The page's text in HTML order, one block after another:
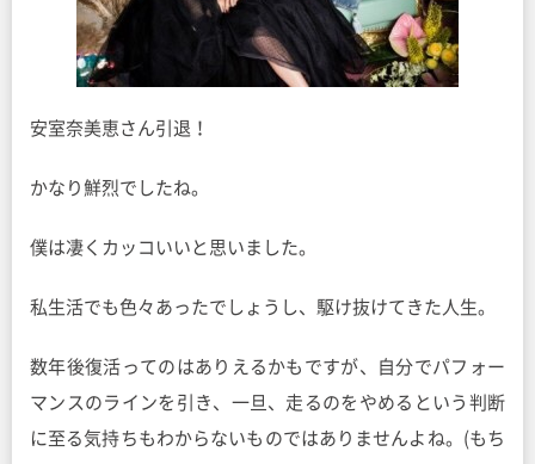
安室奈美恵さん引退！
かなり鮮烈でしたね。
僕は凄くカッコいいと思いました。
私生活でも色々あったでしょうし、駆け抜けてきた人生。
数年後復活ってのはありえるかもですが、自分でパフォー
マンスのラインを引き、一旦、走るのをやめるという判断
に至る気持ちもわからないものではありませんよね。(もち